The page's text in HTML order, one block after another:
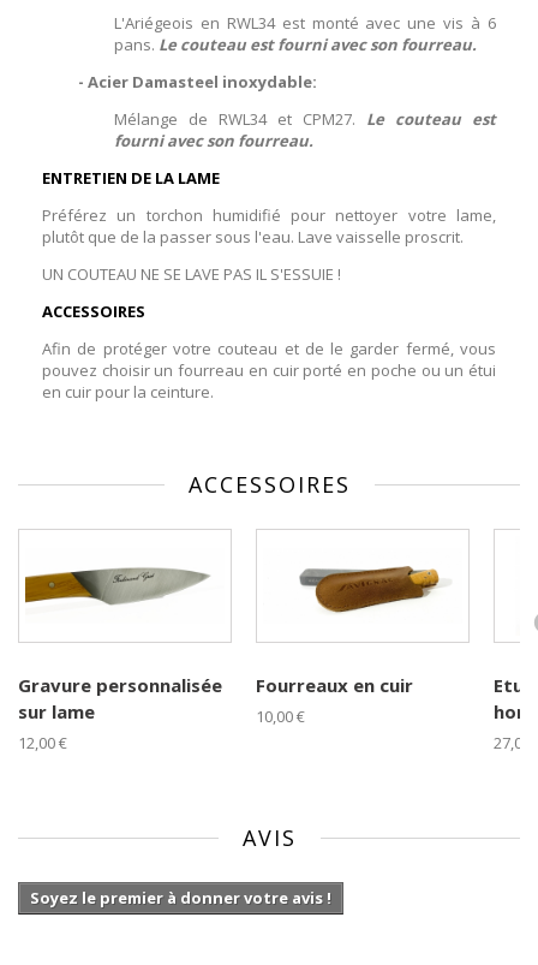
L'Ariégeois en RWL34 est monté avec une vis à 6
pans. Le couteau est fourni avec son fourreau.
- Acier Damasteel inoxydable:
Mélange de RWL34 et CPM27. Le couteau est
fourni avec son fourreau.
ENTRETIEN DE LA LAME
Préférez un torchon humidifié pour nettoyer votre lame,
plutôt que de la passer sous l'eau. Lave vaisselle proscrit.
UN COUTEAU NE SE LAVE PAS IL S'ESSUIE !
ACCESSOIRES
Afin de protéger votre couteau et de le garder fermé, vous
pouvez choisir un fourreau en cuir porté en poche ou un étui
en cuir pour la ceinture.
ACCESSOIRES
Gravure personnalisée
sur lame
12,00 €
Fourreaux en cuir
10,00 €
27,00
AVIS
Soyez le premier à donner votre avis !